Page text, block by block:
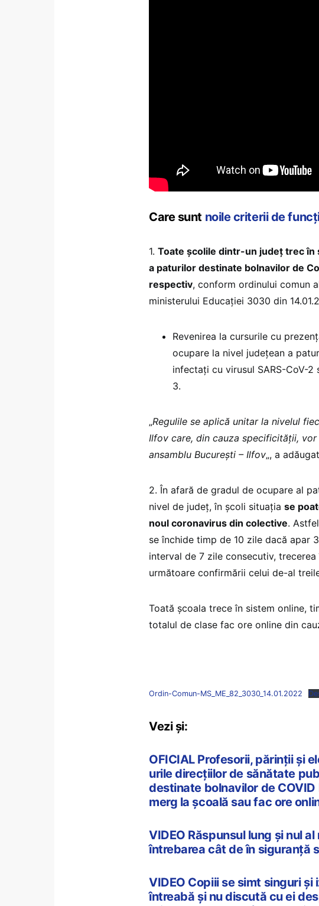
Care sunt noile criterii de
1. Toate școlile dintr-un județ trec în
a paturilor destinate bolnavilor de
respectiv, conform ordinului comun
ministerului Educației 3030 din
Revenirea la cursurile cu
ocupare la nivel județean a
infectați cu virusul SARS-CoV-2
3.
„Regulile se aplică unitar la nivelul
Ilfov care, din cauza specificității,
ansamblu București – Ilfov„, a
2. În afară de gradul de ocupare al
nivel de județ, în școli situația se
noul coronavirus din colective.
se închide timp de 10 zile dacă apar
interval de 7 zile consecutiv,
următoare confirmării celui de-al
Toată școala trece în sistem online,
totalul de clase fac ore online din
Ordin-Comun-MS_ME_82_3030_14.01.2022
Vezi și:
OFICIAL Profesorii, părinții și
urile direcțiilor de sănătate
destinate bolnavilor de
merg la școală sau fac ore
VIDEO Răspunsul lung și nul
întrebarea cât de în siguranță
VIDEO Copiii se simt singuri
întreabă și nu discută cu ei